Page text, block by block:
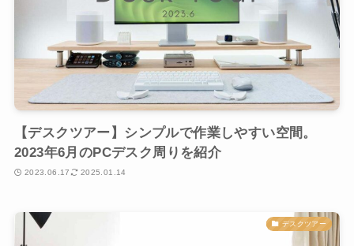
【デスクツアー】シンプルで作業しやすい空間。
2023年6月のPCデスク周りを紹介
2023.06.17 2025.01.14
デスクツアー